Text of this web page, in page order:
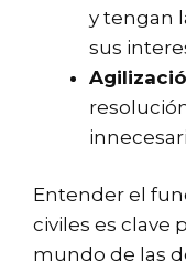
y tengan
sus
Entender el
civiles es clave
mundo de las